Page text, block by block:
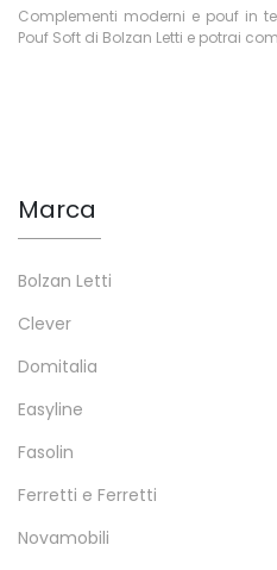
Complementi moderni e pouf in
Pouf Soft di Bolzan Letti e potrai
Marca
Bolzan Letti
Clever
Domitalia
Easyline
Fasolin
Ferretti e Ferretti
Novamobili